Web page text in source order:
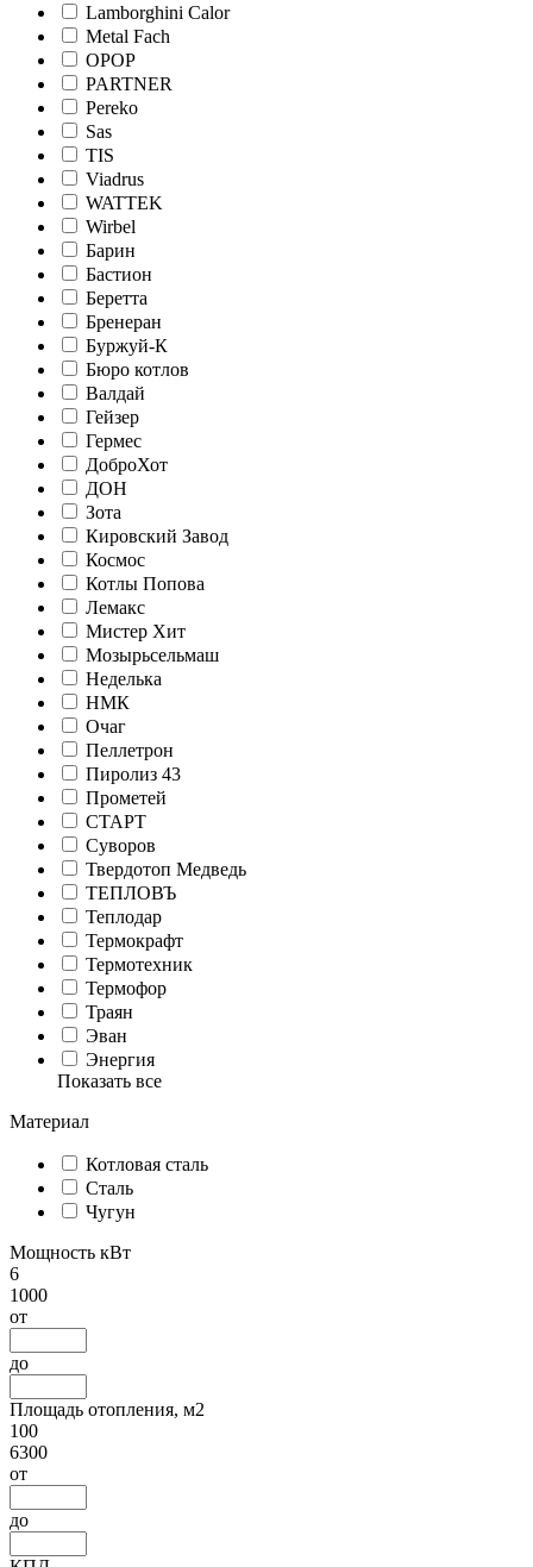
Lamborghini Calor
Metal Fach
OPOP
PARTNER
Pereko
Sas
TIS
Viadrus
WATTEK
Wirbel
Барин
Бастион
Беретта
Бренеран
Буржуй-К
Бюро котлов
Валдай
Гейзер
Гермес
ДоброХот
ДОН
Зота
Кировский Завод
Космос
Котлы Попова
Лемакс
Мистер Хит
Мозырьсельмаш
Неделька
НМК
Очаг
Пеллетрон
Пиролиз 43
Прометей
СТАРТ
Суворов
Твердотоп Медведь
ТЕПЛОВЪ
Теплодар
Термокрафт
Термотехник
Термофор
Траян
Эван
Энергия
Показать все
Материал
Котловая сталь
Сталь
Чугун
Мощность кВт
6
1000
от
до
Площадь отопления, м2
100
6300
от
до